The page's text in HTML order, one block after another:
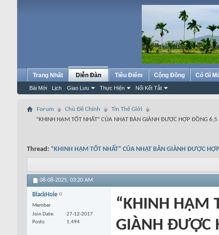
Trang Nhất Diễn Đàn
Bài Mới Lịch Giao Lưu Thực Hiện Nối Kết Tắt
Tiêu Điểm Cộng Đồng Có Gì
Forum Chủ Đề Chính
Tin Thế Giới
“KHINH HẠM TỐT NHẤT” CỦA NHẬT BẢN GIÀNH ĐƯỢC HỢP ĐỒNG
Thread: “KHINH HẠM TỐT NHẤT” CỦA NHẬT BẢN GIÀNH ĐƯỢC
08-08-2025, 03:20 AM
BlackHole
Member
Join Date
27-12-2017
Posts
1,494
“KHINH HẠM
GIÀNH ĐƯỢC